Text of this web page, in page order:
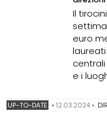
Il
euro
e i
UP-TO-DATE •12.03.2024 •